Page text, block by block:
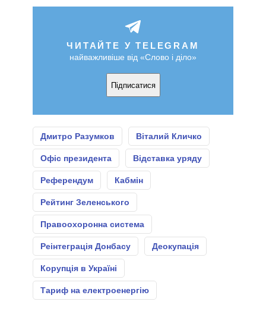
ЧИТАЙТЕ У TELEGRAM
найважливіше від «Слово і діло»
Підписатися
Дмитро Разумков Віталий Кличко
Офіс президента Відставка уряду
Референдум Кабмін
Рейтинг Зеленського
Правоохоронна система
Реінтеграція Донбасу Деокупація
Корупція в Україні
Тариф на електроенергію